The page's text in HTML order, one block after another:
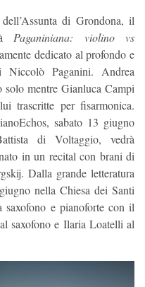
di Grondona, il
Paganiniana: violino vs
dedicato al profondo e
Niccolò Paganini. Andrea
mentre Gianluca Campi
trascritte per fisarmonica.
sabato 13 giugno
di Voltaggio, vedrà
in un recital con brani di
Dalla grande letteratura
nella Chiesa dei Santi
e pianoforte con il
saxofono e Ilaria Loatelli al